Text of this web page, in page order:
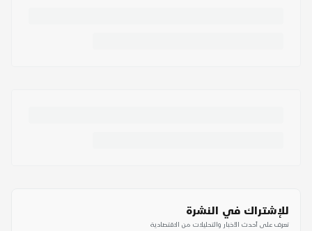
للإشتراك في النشرة
تعرف على أحدث الأخبار والتحليلات من الاقتصادية